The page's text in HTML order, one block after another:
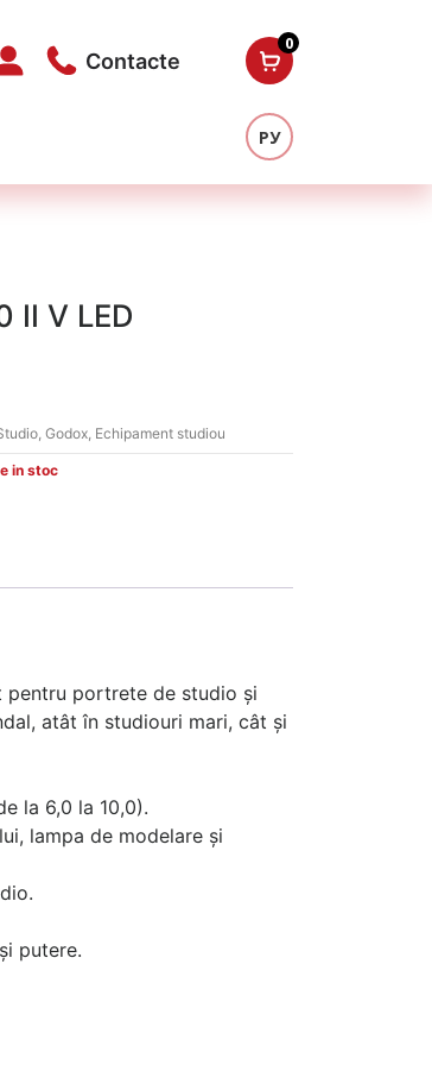
Contacte
0
РУ
II V LED
,Godox, Echipament studiou
in stoc
pentru portrete de studio și
atât în studiouri mari, cât și
la 6,0 la 10,0).
lampa de modelare și
putere.